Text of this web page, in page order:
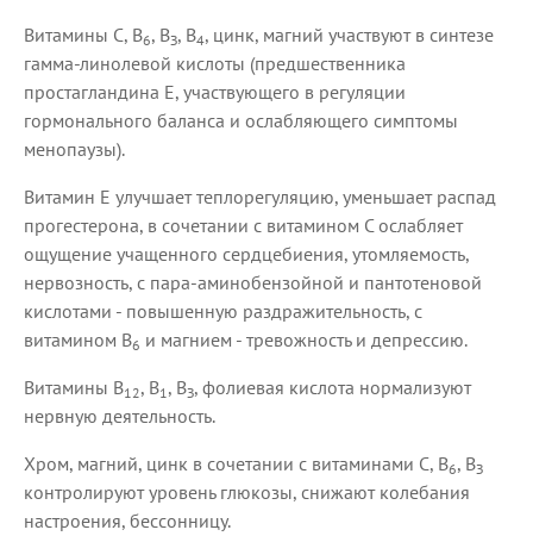
Витамины С, В6, ВЗ, В4, цинк, магний участвуют в синтезе
гамма-линолевой кислоты (предшественника
простагландина Е, участвующего в регуляции
гормонального баланса и ослабляющего симптомы
менопаузы).
Витамин Е улучшает теплорегуляцию, уменьшает распад
прогестерона, в сочетании с витамином С ослабляет
ощущение учащенного сердцебиения, утомляемость,
нервозность, с пара-аминобензойной и пантотеновой
кислотами - повышенную раздражительность, с
витамином В6 и магнием - тревожность и депрессию.
Витамины В12, В1 , ВЗ, фолиевая кислота нормализуют
нервную деятельность.
Хром, магний, цинк в сочетании с витаминами С, В6, ВЗ
контролируют уровень глюкозы, снижают колебания
настроения, бессонницу.